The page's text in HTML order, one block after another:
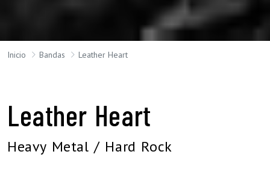
Inicio Bandas Leather Heart
Leather Heart
Heavy Metal / Hard Rock